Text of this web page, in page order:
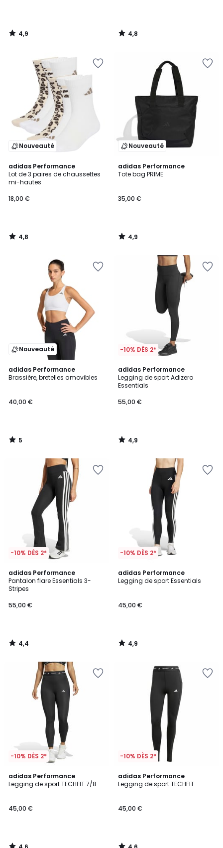
4,9
/
4,8
/
Nouveauté
adidas Performance
Lot de 3 paires de chaussettes
mi-hautes
18,00 €
4,8
/ 5
4,8
/
Nouveauté
adidas Performance
Tote bag PRIME
35,00 €
4,9
/ 5
4,9
/
Nouveauté
adidas Performance
Brassière, bretelles amovibles
40,00 €
5
/
5
/
-10% DÈS 2*
adidas Performance
Legging de sport Adizero
Essentials
55,00 €
4,9
/ 5
4,9
/
-10% DÈS 2*
adidas Performance
Pantalon flare Essentials 3-
Stripes
55,00 €
4,4
/ 5
4,4
/
-10% DÈS 2*
adidas Performance
Legging de sport Essentials
45,00 €
4,9
/ 5
4,9
/
-10% DÈS 2*
adidas Performance
Legging de sport TECHFIT 7/8
45,00 €
4,6
/ 5
-10% DÈS 2*
adidas Performance
Legging de sport TECHFIT
45,00 €
4,6
/ 5